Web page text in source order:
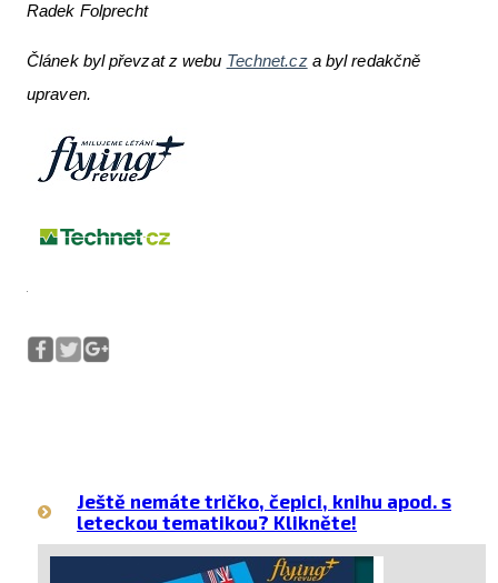
Radek Folprecht
Článek byl převzat z webu Technet.cza byl redakčně
upraven.
Ještě nemáte tričko, čepici, knihu apod. s
leteckou tematikou? Klikněte!